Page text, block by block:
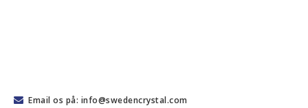
Email os på: info@swedencrystal.com